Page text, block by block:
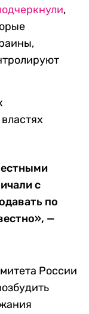
,
с
по
—
России